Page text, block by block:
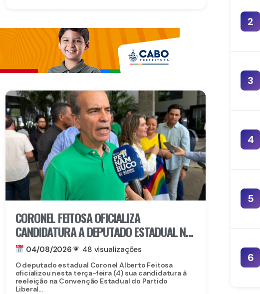
CORONEL FEITOSA OFICIALIZA
CANDIDATURA A DEPUTADO ESTADUAL NA
CONVENÇÃO DO PL PERNAMBUCO
04/08/2026 48 visualizações
O deputado estadual Coronel Alberto Feitosa
oficializou nesta terça-feira (4) sua candidatura à
reeleição na Convenção Estadual do Partido
Liberal...
2
3
4
5
6